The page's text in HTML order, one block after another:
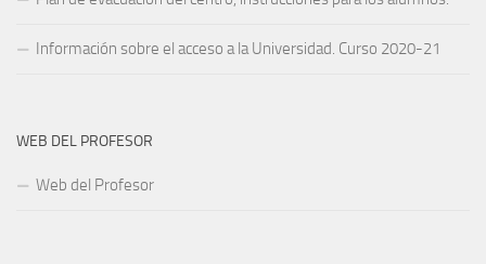
Información sobre el acceso a la Universidad. Curso 2020-21
WEB DEL PROFESOR
Web del Profesor